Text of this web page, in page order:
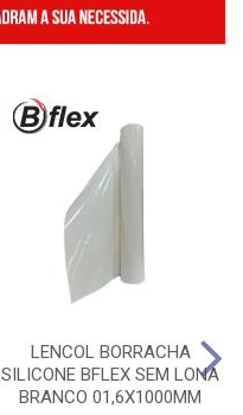
LENCOL BORRACHA
SILICONE BFLEX SEM LONA
BRANCO 01,6X1000MM